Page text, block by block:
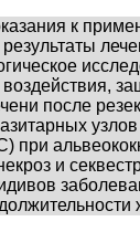
к
воздействия,
после
при
и